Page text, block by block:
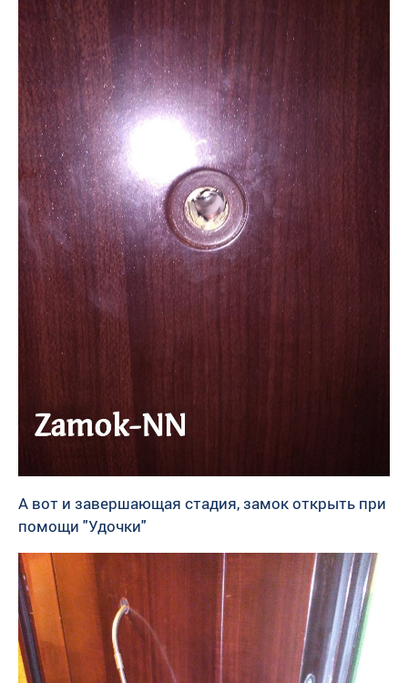
А вот и завершающая стадия, замок открыть при
помощи "Удочки"